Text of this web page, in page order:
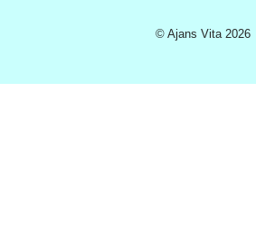
© Ajans Vita 2026